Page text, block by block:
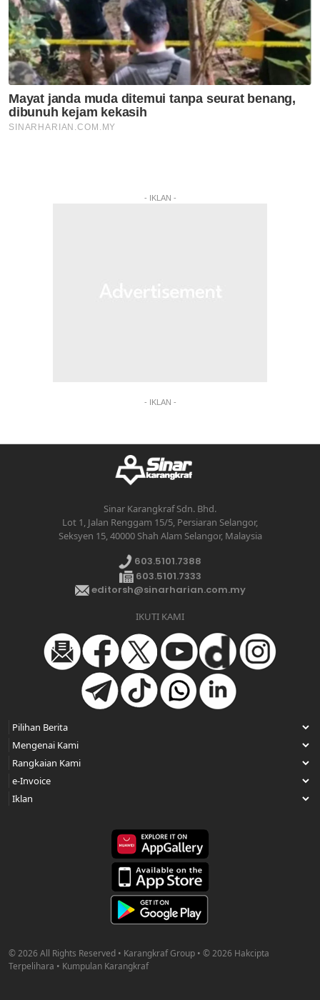
- IKLAN -
- IKLAN -
Sinar Karangkraf Sdn. Bhd.
Lot 1, Jalan Renggam 15/5, Persiaran Selangor,
Seksyen 15, 40000 Shah Alam Selangor, Malaysia
603.5101.7388
603.5101.7333
editorsh@sinarharian.com.my
IKUTI KAMI
© 2026 All Rights Reserved • Karangkraf Group • © 2026 Hakcipta
Terpelihara • Kumpulan Karangkraf